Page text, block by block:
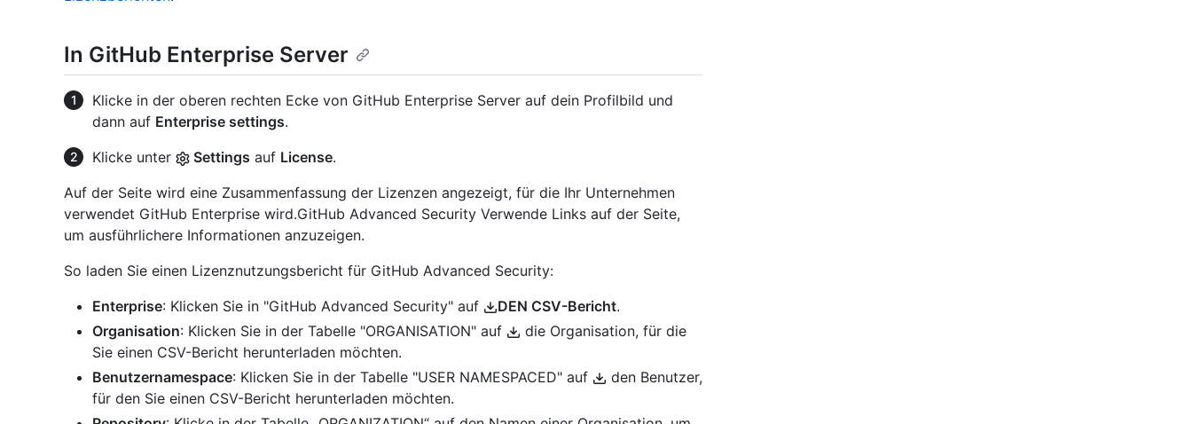
In GitHub Enterprise Server
Klicke in der oberen rechten Ecke von GitHub Enterprise Server auf dein Profilbild und
dann auf Enterprise settings.
Klicke unter
Settings auf License.
Auf der Seite wird eine Zusammenfassung der Lizenzen angezeigt, für die Ihr Unternehmen
verwendet GitHub Enterprise wird.GitHub Advanced Security Verwende Links auf der Seite,
um ausführlichere Informationen anzuzeigen.
So laden Sie einen Lizenznutzungsbericht für GitHub Advanced Security:
Enterprise: Klicken Sie in "GitHub Advanced Security" auf DEN CSV-Bericht.
Organisation: Klicken Sie in der Tabelle "ORGANISATION" auf
die Organisation, für die
Sie einen CSV-Bericht herunterladen möchten.
Benutzernamespace: Klicken Sie in der Tabelle "USER NAMESPACED" auf
den Benutzer,
für den Sie einen CSV-Bericht herunterladen möchten.